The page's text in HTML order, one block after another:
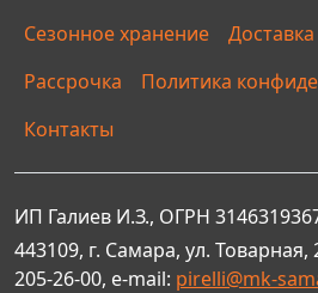
Сезонное хранение
Доставка
Рассрочка
Политика
Контакты
ИП Галиев И.З., ОГРН
443109, г. Самара, ул. Товарная,
205-26-00, e-mail: pirelli@mk-